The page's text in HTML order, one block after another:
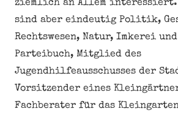
ziemlich an Allem interessiert.
sind aber eindeutig Politik,
Rechtswesen, Natur, Imkerei
Parteibuch, Mitglied des
Jugendhilfeausschusses der
Vorsitzender eines
Fachberater für das